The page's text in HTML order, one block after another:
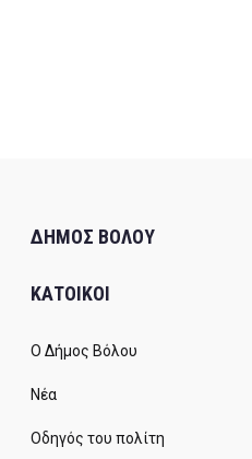
ΔΗΜΟΣ ΒΟΛΟΥ
ΚΑΤΟΙΚΟΙ
Ο Δήμος Βόλου
Νέα
Οδηγός του πολίτη